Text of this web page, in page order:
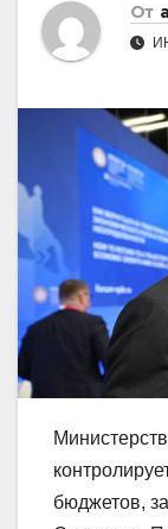
От
бюджетов,